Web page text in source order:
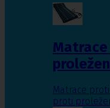
Matrace
proti